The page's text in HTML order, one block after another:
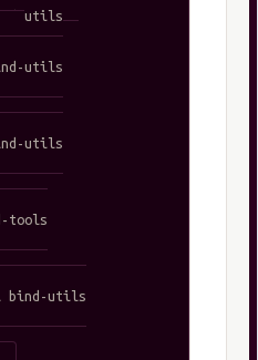
utils
utils
utils
tools
bind-utils